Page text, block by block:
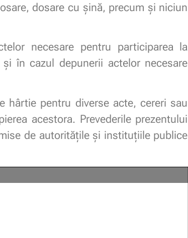
dosare cu şină, precum şi niciun
necesare pentru participarea la
în cazul depunerii actelor necesare
pentru diverse acte, cereri sau
acestora. Prevederile prezentului
de autorităţile şi instituţiile publice